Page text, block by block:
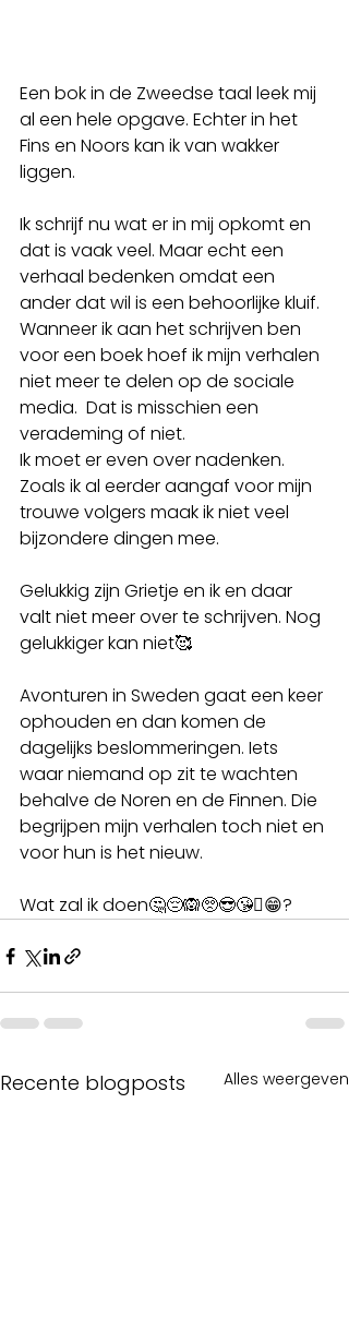
Een bok in de Zweedse taal leek mij
al een hele opgave. Echter in het
Fins en Noors kan ik van wakker
liggen.
Ik schrijf nu wat er in mij opkomt en
dat is vaak veel. Maar echt een
verhaal bedenken omdat een
ander dat wil is een behoorlijke kluif.
Wanneer ik aan het schrijven ben
voor een boek hoef ik mijn verhalen
niet meer te delen op de sociale
media.  Dat is misschien een
verademing of niet.
Ik moet er even over nadenken.
Zoals ik al eerder aangaf voor mijn
trouwe volgers maak ik niet veel
bijzondere dingen mee.
Gelukkig zijn Grietje en ik en daar
valt niet meer over te schrijven. Nog
gelukkiger kan niet🥰
Avonturen in Sweden gaat een keer
ophouden en dan komen de
dagelijks beslommeringen. Iets
waar niemand op zit te wachten
behalve de Noren en de Finnen. Die
begrijpen mijn verhalen toch niet en
voor hun is het nieuw.
Wat zal ik doen🤔😔🙉🥺😎😘🫩😁?
Recente blogposts Alles weergeven